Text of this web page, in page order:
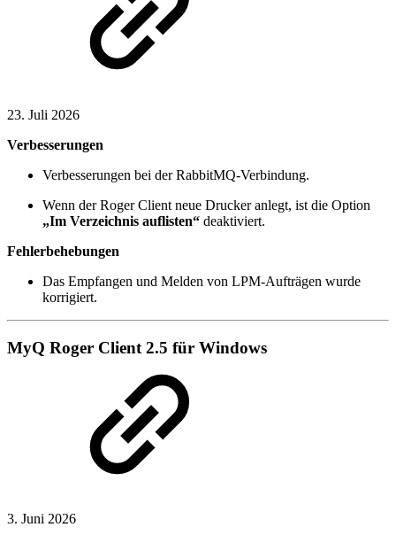
23. Juli 2026
Verbesserungen
Verbesserungen bei der RabbitMQ-Verbindung.
Wenn der Roger Client neue Drucker anlegt, ist die Option
„Im Verzeichnis auflisten“ deaktiviert.
Fehlerbehebungen
Das Empfangen und Melden von LPM-Aufträgen wurde
korrigiert.
MyQ Roger Client 2.5 für Windows
3. Juni 2026